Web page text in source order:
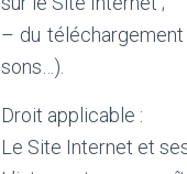
– du téléchargement
sons…).
Droit applicable :
Le Site Internet et